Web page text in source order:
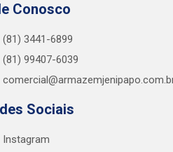
Conosco
(81) 3441-6899
(81) 99407-6039
Sociais
Instagram